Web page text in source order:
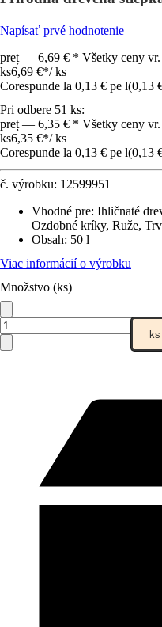
Napísať prvé hodnotenie
preț — 6,69 € * Všetky ceny vr.
ks6,69 €*/ ks
Corespunde la 0,13 € pe l(0,13
Pri odbere 51 ks:
preț — 6,35 € * Všetky ceny vr.
ks6,35 €*/ ks
Corespunde la 0,13 € pe l(0,13
č. výrobku: 12599951
Vhodné pre: Ihličnaté
Ozdobné kríky, Ruže,
Obsah: 50 l
Viac informácií o výrobku
Množstvo (ks)
ks